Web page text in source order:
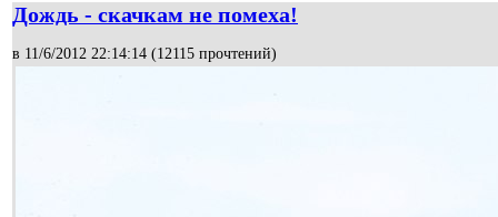
Дождь - скачкам не помеха!
в 11/6/2012 22:14:14 (12115 прочтений)